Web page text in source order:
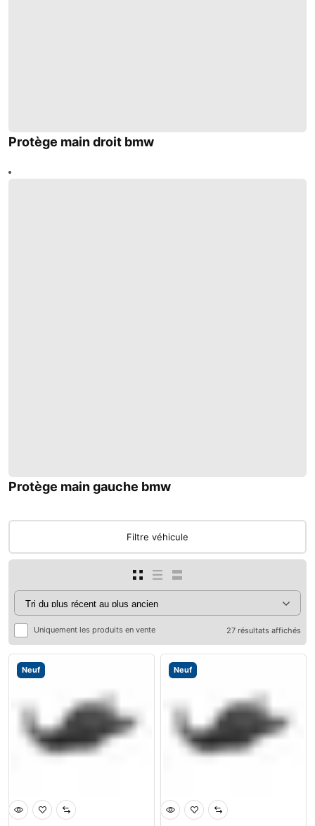
Protège main droit bmw
Protège main gauche bmw
Filtre véhicule
Uniquement les produits en vente 27 résultats affichés
Neuf Neuf